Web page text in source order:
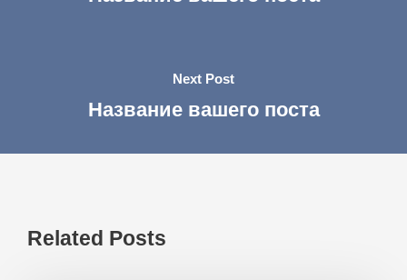
Next Post
Название вашего поста
Related Posts